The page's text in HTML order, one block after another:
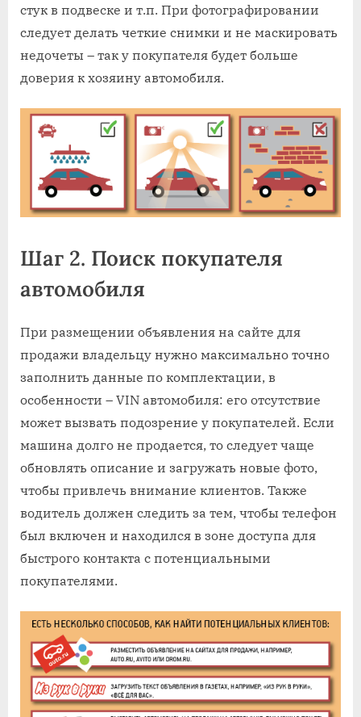
стук в подвеске и т.п. При фотографировании
следует делать четкие снимки и не маскировать
недочеты – так у покупателя будет больше
доверия к хозяину автомобиля.
Шаг 2. Поиск покупателя
автомобиля
При размещении объявления на сайте для
продажи владельцу нужно максимально точно
заполнить данные по комплектации, в
особенности – VIN автомобиля: его отсутствие
может вызвать подозрение у покупателей. Если
машина долго не продается, то следует чаще
обновлять описание и загружать новые фото,
чтобы привлечь внимание клиентов. Также
водитель должен следить за тем, чтобы телефон
был включен и находился в зоне доступа для
быстрого контакта с потенциальными
покупателями.